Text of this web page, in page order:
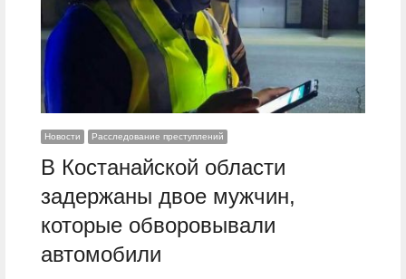
Новости Расследование преступлений
В Костанайской области
задержаны двое мужчин,
которые обворовывали
автомобили